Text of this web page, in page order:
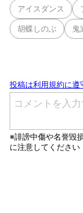
アイスダンス
胡蝶しのぶ 鬼